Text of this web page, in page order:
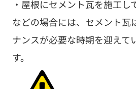
・屋根にセメント瓦を施工し
などの場合には、セメント瓦
ナンスが必要な時期を迎えて
す。